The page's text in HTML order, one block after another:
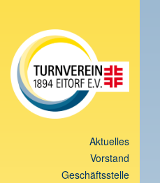
Aktuelles
Vorstand
Geschäftsstelle